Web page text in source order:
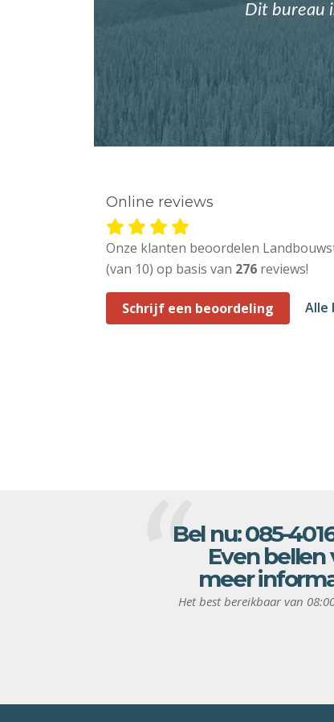
Dit bureau
Online reviews
Onze klanten beoordelen
(van 10) op basis van 276 reviews!
Schrijf een beoordeling Alle
Bel nu:085-
Even bellen
meer
Het best bereikbaar van